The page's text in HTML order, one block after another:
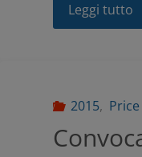
Leggi tutto
2015,